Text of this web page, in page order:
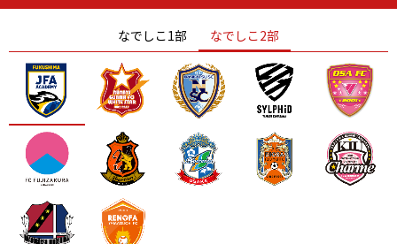
ニッパツ
ニッパツ 名古屋
石人の星
静岡 愛媛Ｌ
なでしこ1部 なでしこ2部